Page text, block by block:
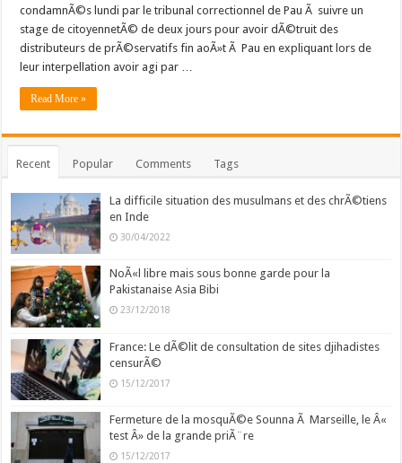
condamnÃ©s lundi par le tribunal correctionnel de Pau Ã suivre un
stage de citoyennetÃ© de deux jours pour avoir dÃ©truit des
distributeurs de prÃ©servatifs fin aoÃ»t Ã Pau en expliquant lors de
leur interpellation avoir agi par …
Read More »
Recent Popular Comments Tags
La difficile situation des musulmans et des chrÃ©tiens
en Inde
30/04/2022
NoÃ«l libre mais sous bonne garde pour la
Pakistanaise Asia Bibi
23/12/2018
France: Le dÃ©lit de consultation de sites djihadistes
censurÃ©
15/12/2017
Fermeture de la mosquÃ©e Sounna Ã Marseille, le Â«
test Â» de la grande priÃ¨re
15/12/2017